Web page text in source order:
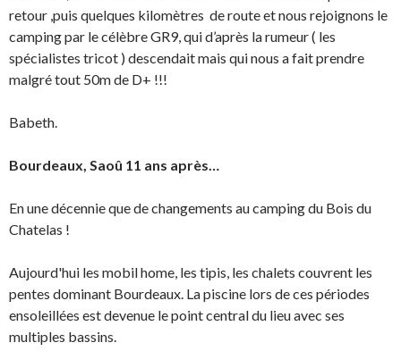
retour ,puis quelques kilomètres de route et nous rejoignons le
camping par le célèbre GR9, qui d’après la rumeur ( les
spécialistes tricot ) descendait mais qui nous a fait prendre
malgré tout 50m de D+ !!!
Babeth.
Bourdeaux, Saoû 11 ans après…
En une décennie que de changements au camping du Bois du
Chatelas !
Aujourd'hui les mobil home, les tipis, les chalets couvrent les
pentes dominant Bourdeaux. La piscine lors de ces périodes
ensoleillées est devenue le point central du lieu avec ses
multiples bassins.